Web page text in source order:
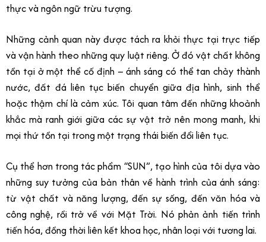
thực và ngôn ngữ trừu tượng.
Những cảnh quan này được tách ra khỏi thực tại trực tiếp
và vận hành theo những quy luật riêng. Ở đó vật chất không
tồn tại ở một thể cố định – ánh sáng có thể tan chảy thành
nước, đất đá liên tục biến chuyển giữa địa hình, sinh thể
hoặc thậm chí là cảm xúc. Tôi quan tâm đến những khoảnh
khắc mà ranh giới giữa các sự vật trở nên mong manh, khi
mọi thứ tồn tại trong một trạng thái biến đổi liên tục.
Cụ thể hơn trong tác phẩm “SUN”, tạo hình của tôi dựa vào
những suy tưởng của bản thân về hành trình của ánh sáng:
từ vật chất và năng lượng, đến sự sống, đến văn hóa và
công nghệ, rồi trở về với Mặt Trời. Nó phản ảnh tiến trình
tiến hóa, đồng thời liên kết khoa học, nhân loại với tương lai.